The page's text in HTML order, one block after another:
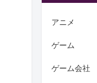
アニメ
ゲーム
ゲーム会社